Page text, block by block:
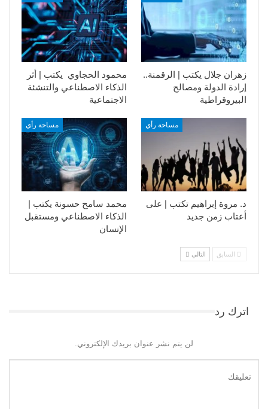
محمود الحجاوي يكتب | أثر
الذكاء الاصطناعي والتنشئة
الاجتماعية
زهران جلال يكتب | الرقمنة..
إرادة الدولة ومصالح
البيروقراطية
مساحة رأي
محمد سامح حسونة يكتب |
الذكاء الاصطناعي ومستقبل
الإنسان
مساحة رأي
د. مروة إبراهيم تكتب | على
أعتاب زمن جديد
السابق التالي
اترك رد
لن يتم نشر عنوان بريدك الإلكتروني.